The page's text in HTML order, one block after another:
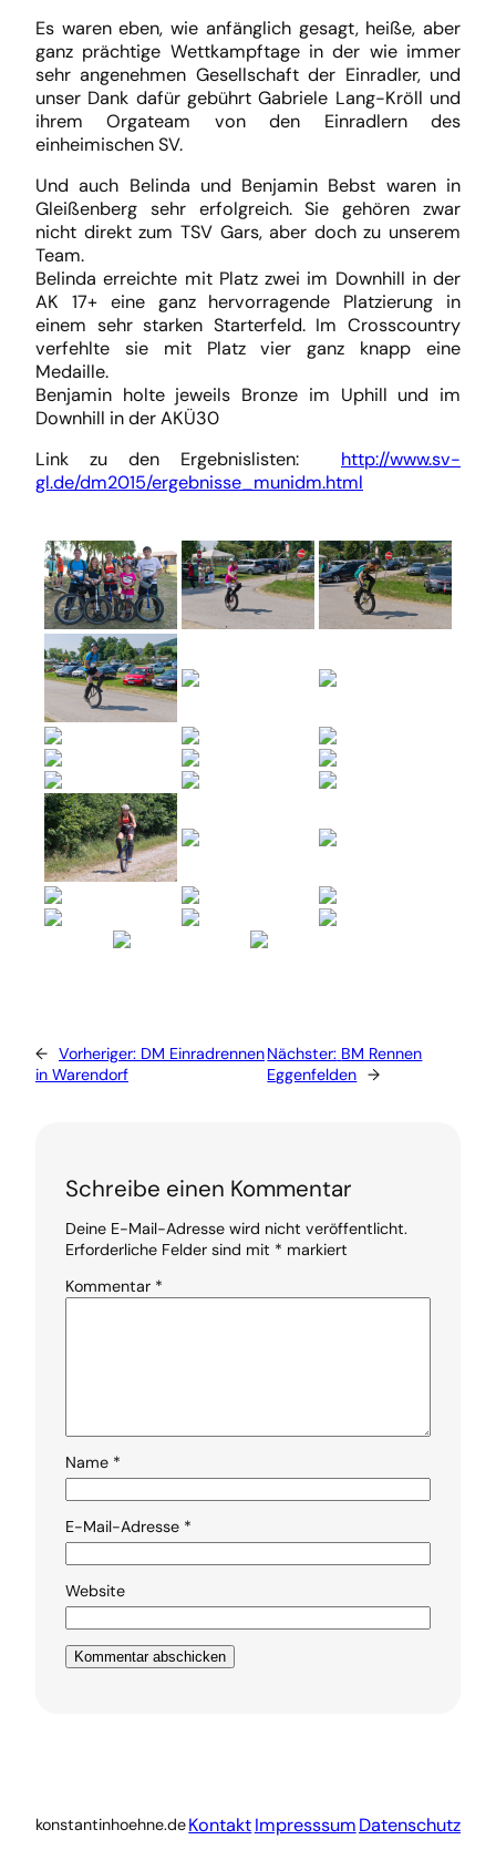
Es waren eben, wie anfänglich gesagt, heiße, aber
ganz prächtige Wettkampftage in der wie immer
sehr angenehmen Gesellschaft der Einradler, und
unser Dank dafür gebührt Gabriele Lang-Kröll und
ihrem Orgateam von den Einradlern des
einheimischen SV.
Und auch Belinda und Benjamin Bebst waren in
Gleißenberg sehr erfolgreich. Sie gehören zwar
nicht direkt zum TSV Gars, aber doch zu unserem
Team.
Belinda erreichte mit Platz zwei im Downhill in der
AK 17+ eine ganz hervorragende Platzierung in
einem sehr starken Starterfeld. Im Crosscountry
verfehlte sie mit Platz vier ganz knapp eine
Medaille.
Benjamin holte jeweils Bronze im Uphill und im
Downhill in der AKÜ30
Link zu den Ergebnislisten: http://www.sv-
gl.de/dm2015/ergebnisse_munidm.html
← Vorheriger: DM Einradrennen
in Warendorf
Nächster: BM Rennen
Eggenfelden →
Schreibe einen Kommentar
Deine E-Mail-Adresse wird nicht veröffentlicht.
Erforderliche Felder sind mit * markiert
Kommentar *
Name *
E-Mail-Adresse *
Website
konstantinhoehne.deKontaktImpresssumDatenschutz